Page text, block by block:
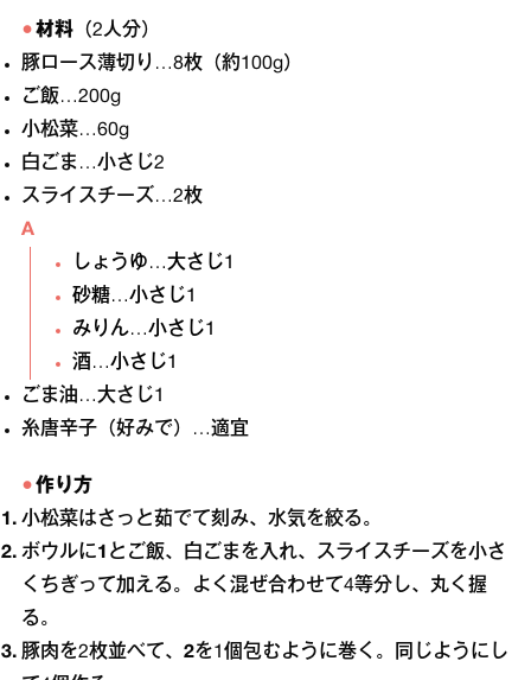
材料 （2人分）
豚ロース薄切り…8枚（約100g）
ご飯…200g
小松菜…60g
白ごま…小さじ2
スライスチーズ…2枚
A
しょうゆ…大さじ1
砂糖…小さじ1
みりん…小さじ1
酒…小さじ1
ごま油…大さじ1
糸唐辛子（好みで）…適宜
作り方
小松菜はさっと茹でて刻み、水気を絞る。
ボウルに1 とご飯、白ごまを入れ、スライスチーズを小さ
くちぎって加える。よく混ぜ合わせて4等分し、丸く握
る。
豚肉を2枚並べて、 2を1個包むように巻く。同じようにし